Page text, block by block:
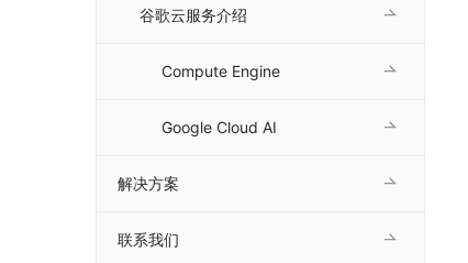
谷歌云服务介绍
Compute Engine
Google Cloud AI
解决方案
联系我们